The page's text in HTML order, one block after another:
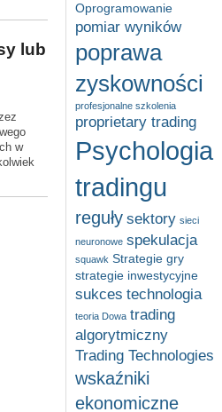
lub
w
Oprogramowanie
pomiar wyników
poprawa
zyskowności
profesjonalne szkolenia
proprietary trading
Psychologia
tradingu
reguły sektory sieci
neuronowe spekulacja
squawk Strategie gry
strategie inwestycyjne
sukces technologia
teoria Dowa trading
algorytmiczny
Trading Technologies
wskaźniki
ekonomiczne